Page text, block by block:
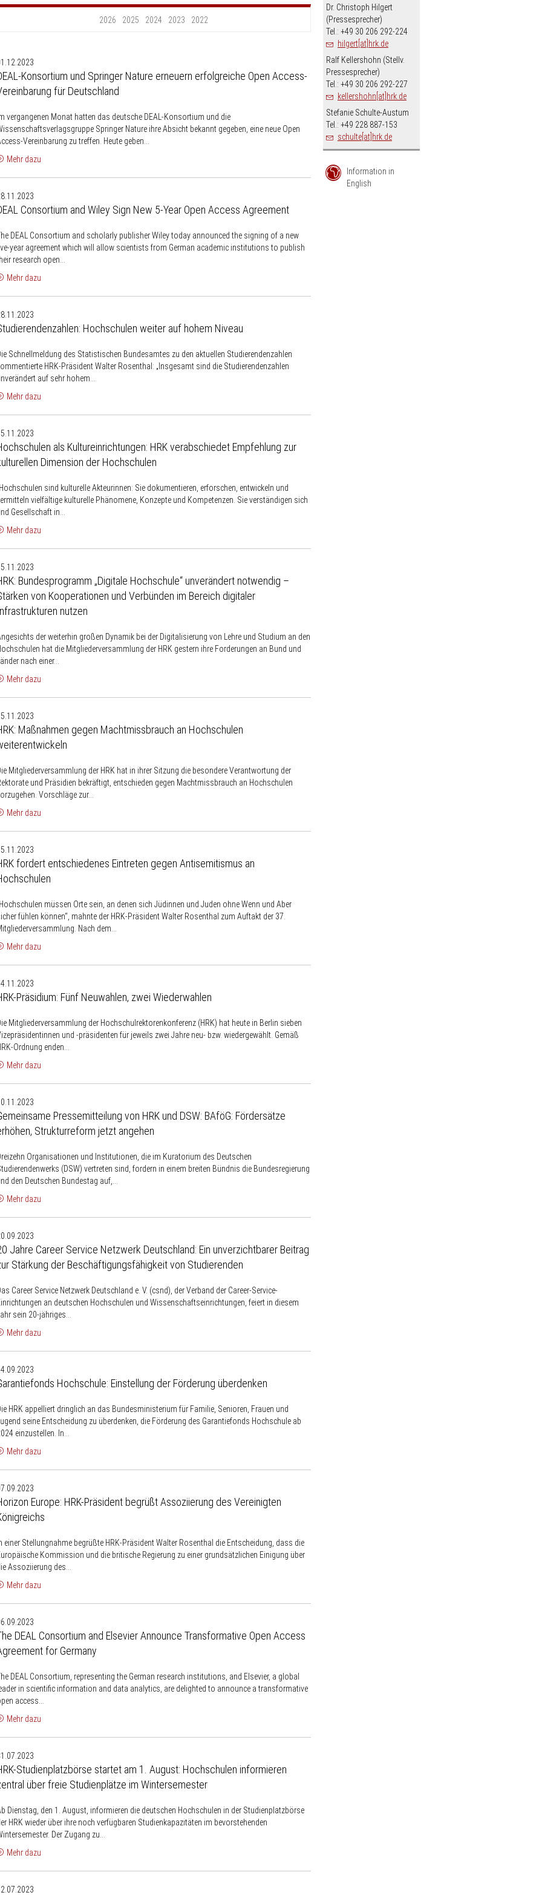
2026 2025 2024 2023 2022
Konsortium und Springer Nature erneuern erfolgreiche Open Access-
für Deutschland
vergangenen Monat hatten das deutsche DEAL-Konsortium und die
Springer Nature ihre Absicht bekannt gegeben, eine neue Open
Vereinbarung zu treffen. Heute geben...
Mehr dazu
Consortium and Wiley Sign New 5-Year Open Access Agreement
DEAL Consortium and scholarly publisher Wiley today announced the signing of a new
year agreement which will allow scientists from German academic institutions to publish
research open...
Mehr dazu
Hochschulen weiter auf hohem Niveau
Schnellmeldung des Statistischen Bundesamtes zu den aktuellen Studierendenzahlen
HRK-Präsident Walter Rosenthal: „Insgesamt sind die Studierendenzahlen
auf sehr hohem...
Mehr dazu
verabschiedet
als Kultureinrichtungen: HRK verabschiedet Empfehlung zur
Dimension der Hochschulen
sind kulturelle Akteurinnen: Sie dokumentieren, erforschen, entwickeln und
vielfältige kulturelle Phänomene, Konzepte und Kompetenzen. Sie verständigen sich
Gesellschaft in...
Mehr dazu
Bundesprogramm „Digitale Hochschule“ unverändert notwendig –
von Kooperationen und Verbünden im Bereich digitaler
nutzen
der weiterhin großen Dynamik bei der Digitalisierung von Lehre und Studium an den
hat die Mitgliederversammlung der HRK gestern ihre Forderungen an Bund und
Länder nach einer...
Mehr dazu
Maßnahmen gegen Machtmissbrauch an Hochschulen
Mitgliederversammlung der HRK hat in ihrer Sitzung die besondere Verantwortung der
und Präsidien bekräftigt, entschieden gegen Machtmissbrauch an Hochschulen
Vorschläge zur...
Mehr dazu
gegen
fordert entschiedenes Eintreten gegen Antisemitismus an
müssen Orte sein, an denen sich Jüdinnen und Juden ohne Wenn und Aber
fühlen können“, mahnte der HRK-Präsident Walter Rosenthal zum Auftakt der 37.
Nach dem...
Mehr dazu
Präsidium: Fünf Neuwahlen, zwei Wiederwahlen
Mitgliederversammlung der Hochschulrektorenkonferenz (HRK) hat heute in Berlin sieben
und -präsidenten für jeweils zwei Jahre neu- bzw. wiedergewählt. Gemäß
Ordnung enden...
Mehr dazu
Pressemitteilung von HRK und DSW: BAföG: Fördersätze
Strukturreform jetzt angehen
Organisationen und Institutionen, die im Kuratorium des Deutschen
(DSW) vertreten sind, fordern in einem breiten Bündnis die Bundesregierung
den Deutschen Bundestag auf,...
Mehr dazu
Jahre Career Service Netzwerk Deutschland: Ein unverzichtbarer Beitrag
Stärkung der Beschäftigungsfähigkeit von Studierenden
Career Service Netzwerk Deutschland e. V. (csnd), der Verband der Career-Service-
an deutschen Hochschulen und Wissenschaftseinrichtungen, feiert in diesem
sein 20-jähriges...
Mehr dazu
Hochschule: Einstellung der Förderung überdenken
HRK appelliert dringlich an das Bundesministerium für Familie, Senioren, Frauen und
seine Entscheidung zu überdenken, die Förderung des Garantiefonds Hochschule ab
einzustellen. In...
Mehr dazu
Europe: HRK-Präsident begrüßt Assoziierung des Vereinigten
einer Stellungnahme begrüßte HRK-Präsident Walter Rosenthal die Entscheidung, dass die
Kommission und die britische Regierung zu einer grundsätzlichen Einigung über
Assoziierung des...
Mehr dazu
DEAL Consortium and Elsevier Announce Transformative Open Access
for Germany
DEAL Consortium, representing the German research institutions, and Elsevier, a global
in scientific information and data analytics, are delighted to announce a transformative
access...
Mehr dazu
Studienplatzbörse startet am 1. August: Hochschulen informieren
über freie Studienplätze im Wintersemester
Dienstag, den 1. August, informieren die deutschen Hochschulen in der Studienplatzbörse
HRK wieder über ihre noch verfügbaren Studienkapazitäten im bevorstehenden
Der Zugang zu...
Mehr dazu
Dr. Christoph Hilgert
(Pressesprecher)
Tel.: +49 30 206 292-224
hilgert[at]hrk.de
Ralf Kellershohn (Stellv.
Pressesprecher)
Tel.: +49 30 206 292-227
kellershohn[at]hrk.de
Stefanie Schulte-Austum
Tel.: +49 228 887-153
schulte[at]hrk.de
Information in
English